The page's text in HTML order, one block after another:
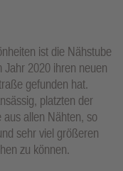
ist die Nähstube
Jahr 2020 ihren neuen
gefunden hat.
platzten der
allen Nähten, so
sehr viel größeren
zu können.